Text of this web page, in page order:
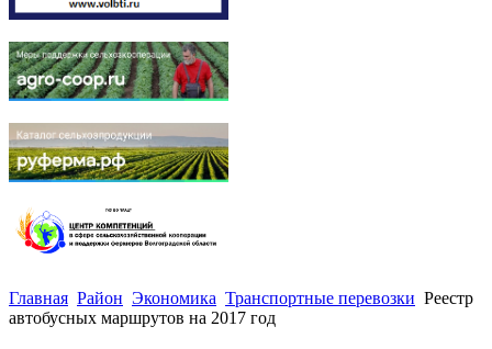
Главная Район Экономика Транспортные перевозки Реестр
автобусных маршрутов на 2017 год